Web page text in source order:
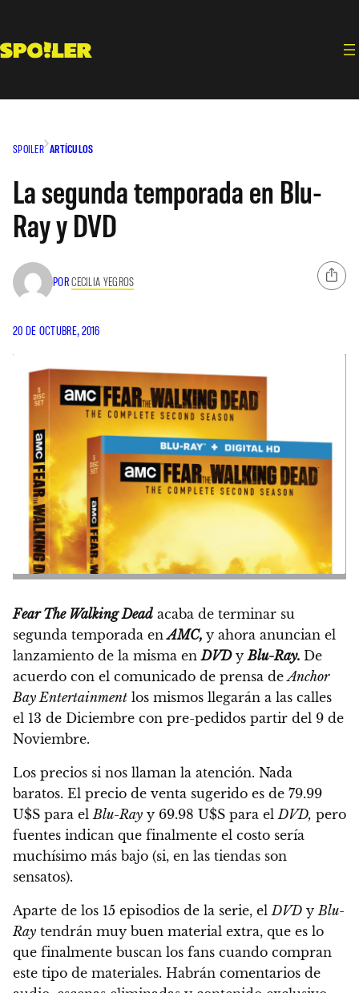
contenido
SPOILER ARTÍCULOS
La segunda temporada en Blu-
Ray y DVD
PORCECILIA YEGROS
20 DE OCTUBRE, 2016
Fear The Walking Dead acaba de terminar su
segunda temporada enAMC, y ahora anuncian el
lanzamiento de la misma enDVDyBlu-Ray. De
acuerdo con el comunicado de prensa deAnchor
Bay Entertainment los mismos llegarán a las calles
el 13 de Diciembre con pre-pedidos partir del 9 de
Noviembre.
Los precios si nos llaman la atención. Nada
baratos. El precio de venta sugerido es de 79.99
U$S para el Blu-Ray y 69.98 U$S para el DVD, pero
fuentes indican que finalmente el costo sería
muchísimo más bajo (si, en las tiendas son
sensatos).
Aparte de los 15 episodios de la serie, el DVD y Blu-
Ray tendrán muy buen material extra, que es lo
que finalmente buscan los fans cuando compran
este tipo de materiales. Habrán comentarios de